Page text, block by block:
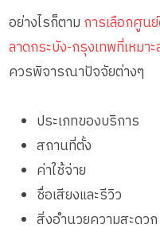
อย่างไรก็ตาม การเลือกศูน
ลาดกระบัง-กรุงเทพที่เหมา
ควรพิจารณาปัจจัยต่างๆ
ประเภทของบริการ
สถานที่ตั้ง
ค่าใช้จ่าย
ชื่อเสียงและรีวิว
สิ่งอำนวยความสะดวก